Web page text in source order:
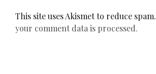
This site uses Akismet to reduce spam.
your comment data is processed.